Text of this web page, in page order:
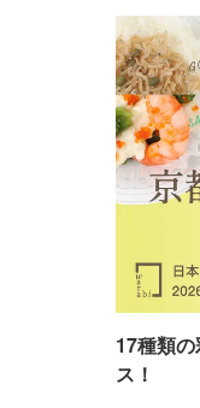
17種類
ス！